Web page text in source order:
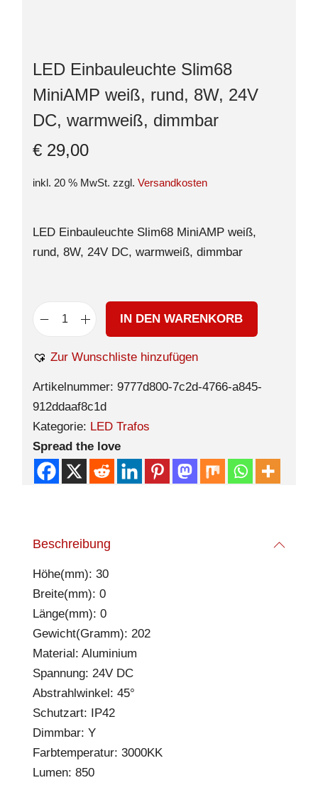
LED Einbauleuchte Slim68
MiniAMP weiß, rund, 8W, 24V
DC, warmweiß, dimmbar
€ 29,00
inkl. 20 % MwSt. zzgl. Versandkosten
LED Einbauleuchte Slim68 MiniAMP weiß,
rund, 8W, 24V DC, warmweiß, dimmbar
IN DEN WARENKORB
Zur Wunschliste hinzufügen
Artikelnummer: 9777d800-7c2d-4766-a845-
912ddaaf8c1d
Kategorie: LED Trafos
Spread the love
Beschreibung
Höhe(mm): 30
Breite(mm): 0
Länge(mm): 0
Gewicht(Gramm): 202
Material: Aluminium
Spannung: 24V DC
Abstrahlwinkel: 45°
Schutzart: IP42
Dimmbar: Y
Farbtemperatur: 3000KK
Lumen: 850